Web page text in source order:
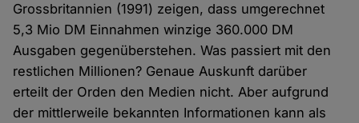
Grossbritannien (1991) zeigen, dass umgerechnet
5,3 Mio DM Einnahmen winzige 360.000 DM
Ausgaben gegenüberstehen. Was passiert mit den
restlichen Millionen? Genaue Auskunft darüber
erteilt der Orden den Medien nicht. Aber aufgrund
der mittlerweile bekannten Informationen kann als